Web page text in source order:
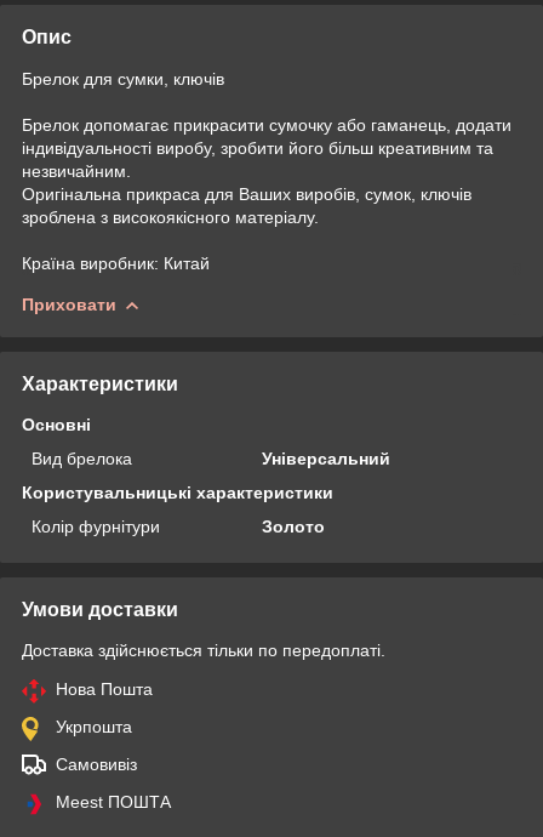
Опис
Брелок для сумки, ключів
Брелок допомагає прикрасити сумочку або гаманець, додати
індивідуальності виробу, зробити його більш креативним та
незвичайним.
Оригінальна прикраса для Ваших виробів, сумок, ключів
зроблена з високоякісного матеріалу.
Країна виробник: Китай
Приховати
Характеристики
Основні
Вид брелока
Універсальний
Користувальницькі характеристики
Колір фурнітури
Золото
Умови доставки
Доставка здійснюється тільки по передоплаті.
Нова Пошта
Укрпошта
Самовивіз
Meest ПОШТА